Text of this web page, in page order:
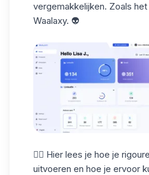
vergemakkelijken. Zoals het
Waalaxy. 👽
👉🏼 Hier lees je hoe je
uitvoeren en hoe je ervoor